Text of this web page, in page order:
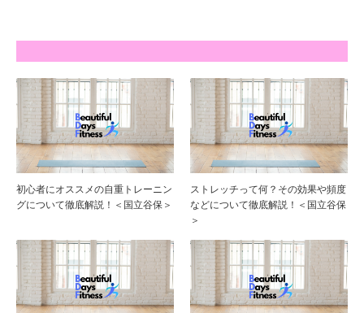
初心者にオススメの自重トレーニン
グについて徹底解説！＜国立谷保＞
ストレッチって何？その効果や頻度
などについて徹底解説！＜国立谷保
＞